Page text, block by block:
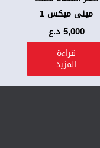
مينى ميكس 1
5,000د.ع
قراءة
المزيد